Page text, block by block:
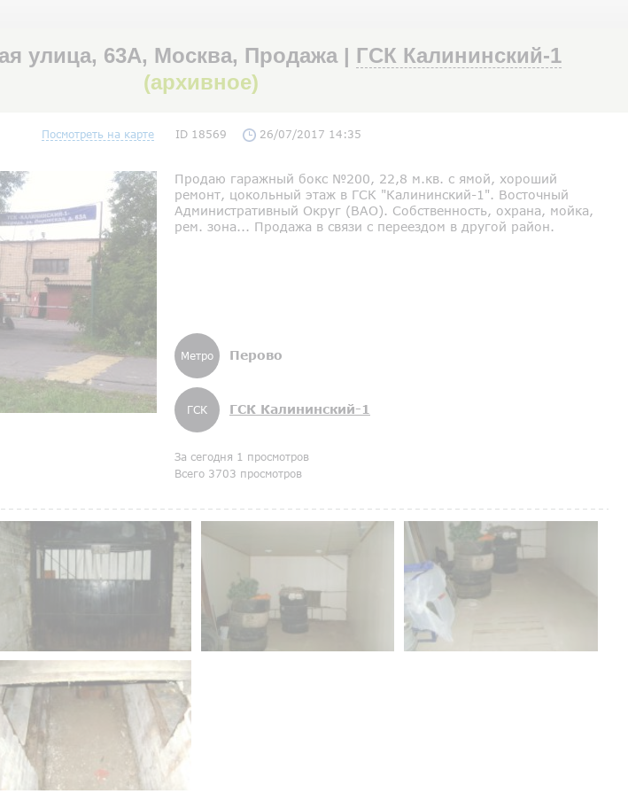
улица, 63А, Москва, Продажа | ГСК Калининский-1
(архивное)
Посмотреть на карте ID 18569 26/07/2017 14:35
Продаю гаражный бокс №200, 22,8 м.кв. с ямой, хороший
ремонт, цокольный этаж в ГСК "Калининский-1". Восточный
Административный Округ (ВАО). Собственность, охрана, мойка,
рем. зона... Продажа в связи с переездом в другой район.
Метро Перово
ГСК ГСК Калининский-1
За сегодня 1 просмотров
Всего 3703 просмотров